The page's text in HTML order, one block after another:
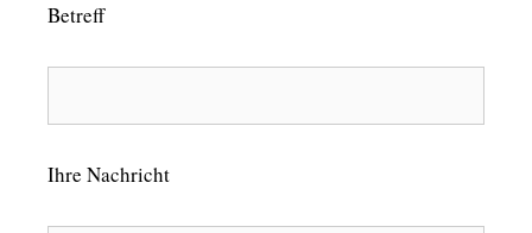
Betreff
Ihre Nachricht